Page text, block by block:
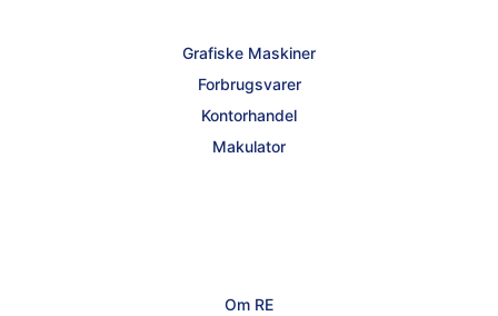
Grafiske Maskiner
Forbrugsvarer
Kontorhandel
Makulator
Om RE